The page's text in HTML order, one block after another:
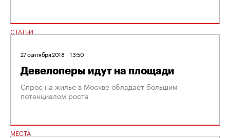
СТАТЬИ
27 сентября 2018 13:50
Девелоперы идут на площади
Спрос на жилье в Москве обладает большим
потенциалом роста
МЕСТА